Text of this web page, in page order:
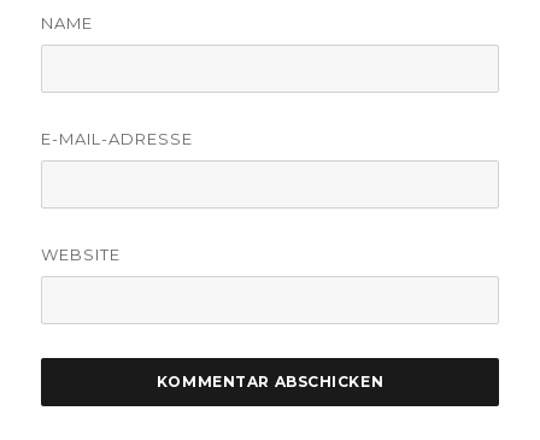
NAME
E-MAIL-ADRESSE
WEBSITE